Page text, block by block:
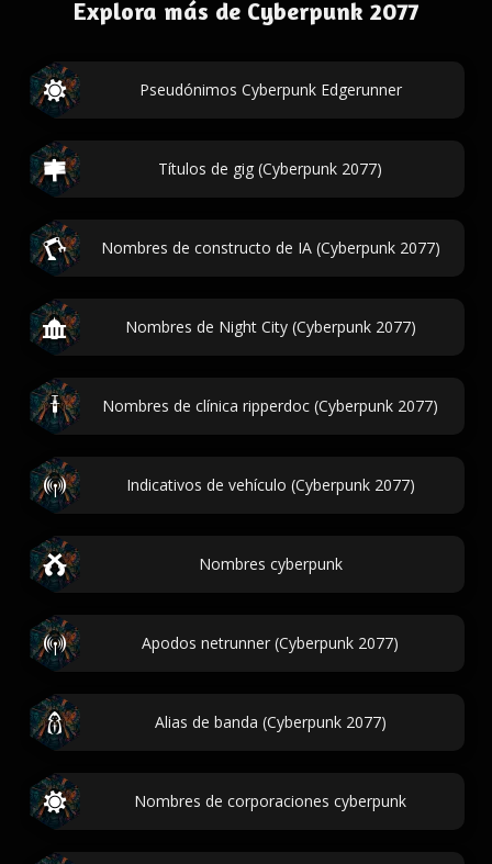
Explora más de Cyberpunk 2077
Pseudónimos Cyberpunk Edgerunner
Títulos de gig (Cyberpunk 2077)
Nombres de constructo de IA (Cyberpunk 2077)
Nombres de Night City (Cyberpunk 2077)
Nombres de clínica ripperdoc (Cyberpunk 2077)
Indicativos de vehículo (Cyberpunk 2077)
Nombres cyberpunk
Apodos netrunner (Cyberpunk 2077)
Alias de banda (Cyberpunk 2077)
Nombres de corporaciones cyberpunk